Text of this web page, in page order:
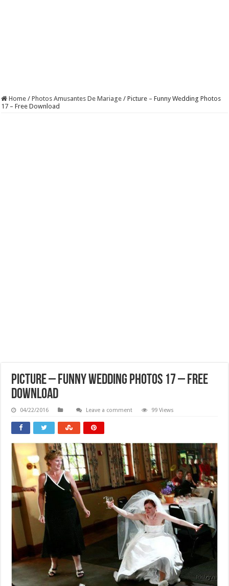
Home / Photos Amusantes De Mariage / Picture – Funny Wedding Photos
17 – Free Download
Picture – Funny Wedding Photos 17 – Free
Download
04/22/2016 Leave a comment 99 Views